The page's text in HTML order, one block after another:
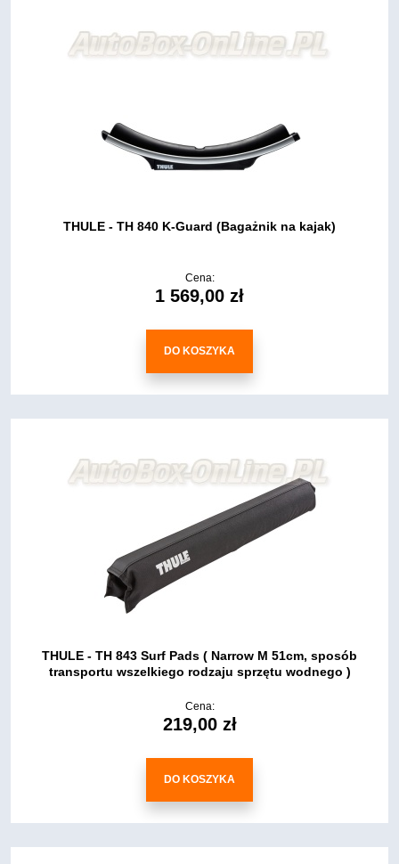
THULE - TH 840 K-Guard (Bagażnik na kajak)
Cena:
1 569,00 zł
DO KOSZYKA
THULE - TH 843 Surf Pads ( Narrow M 51cm, sposób
transportu wszelkiego rodzaju sprzętu wodnego )
Cena:
219,00 zł
DO KOSZYKA